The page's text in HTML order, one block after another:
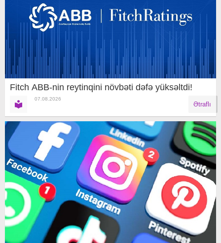
Fitch ABB-nin reytinqini növbəti dəfə yüksəltdi!
07.08.2026
Ətraflı